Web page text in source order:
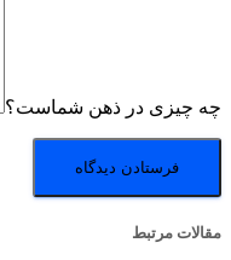
چه چیزی در ذهن شماست؟
مقالات مرتبط